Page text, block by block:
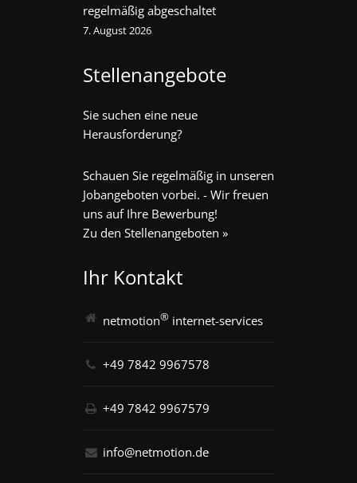
regelmäßig abgeschaltet
7. August 2026
Stellenangebote
Sie suchen eine neue
Herausforderung?
Schauen Sie regelmäßig in unseren
Jobangeboten vorbei. - Wir freuen
uns auf Ihre Bewerbung!
Zu den Stellenangeboten »
Ihr Kontakt
netmotion® internet-services
+49 7842 9967578
+49 7842 9967579
info@netmotion.de